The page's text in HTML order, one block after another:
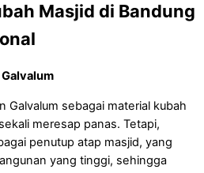
Masjid di Bandung
Galvalum sebagai material kubah
meresap panas. Tetapi,
penutup atap masjid, yang
yang tinggi, sehingga